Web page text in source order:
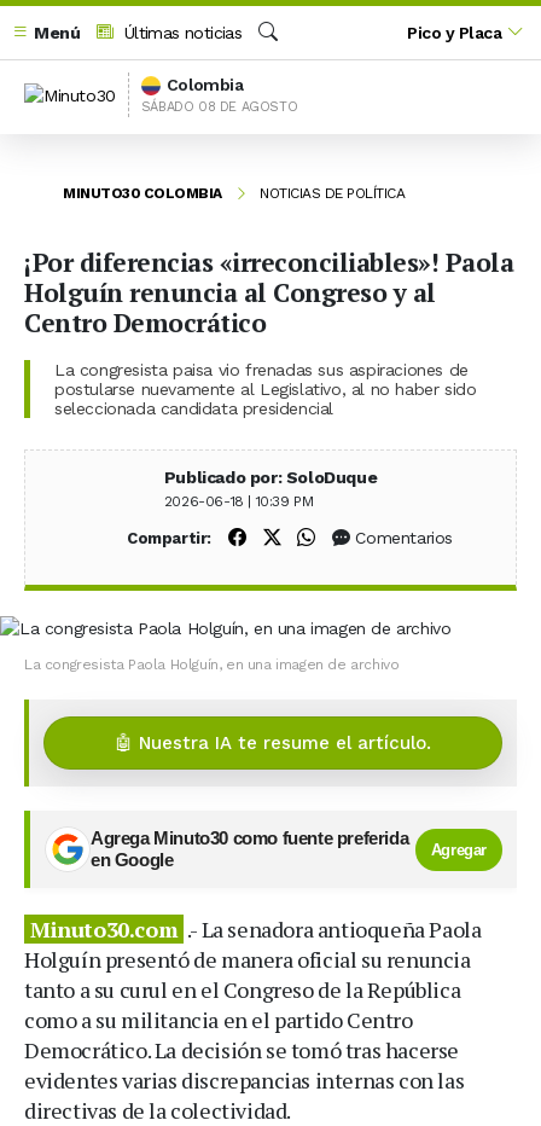
Menú
Últimas noticias
Buscar
Pico y Placa
Colombia
SÁBADO 08 DE AGOSTO
MINUTO30 COLOMBIA NOTICIAS DE POLÍTICA
¡Por diferencias «irreconciliables»! Paola
Holguín renuncia al Congreso y al
Centro Democrático
La congresista paisa vio frenadas sus aspiraciones de
postularse nuevamente al Legislativo, al no haber sido
seleccionada candidata presidencial
Publicado por: SoloDuque
2026-06-18 | 10:39 PM
Compartir: Compartir en Facebook
Compartir en X (Twitter)
Compartir en WhatsApp
Comentarios
La congresista Paola Holguín, en una imagen de archivo
🤖 Nuestra IA te resume el artículo.
Agrega Minuto30 como fuente preferida
en Google
Agregar
Minuto30.com .- La senadora antioqueña Paola
Holguín presentó de manera oficial su renuncia
tanto a su curul en el Congreso de la República
como a su militancia en el partido Centro
Democrático. La decisión se tomó tras hacerse
evidentes varias discrepancias internas con las
directivas de la colectividad.